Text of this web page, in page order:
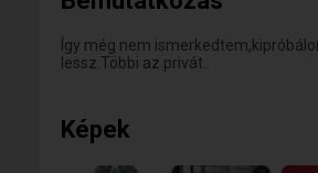
Így még nem
lessz.Többi az privát..
Képek